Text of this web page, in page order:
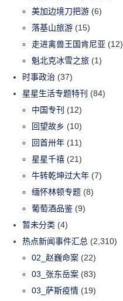
美加边境刀把游 (6)
落基山旅游 (15)
走进禽兽王国肯尼亚 (12)
魁北克冰雪之旅 (1)
时事政治 (37)
星星生活专题特刊 (84)
中国专刊 (12)
回望故乡 (10)
回首卅年 (11)
星星千禧 (21)
牛转乾坤过大年 (7)
缅怀林顿专题 (8)
葡萄酒品鉴 (9)
暂未分类 (4)
热点新闻事件汇总 (2,310)
02_赵巍命案 (22)
03_张东岳案 (83)
03_萨斯疫情 (19)